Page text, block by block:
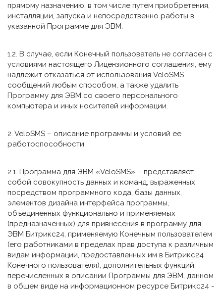
прямому назначению, в том числе путем приобретения,
инсталляции, запуска и непосредственно работы в
указанной Программе для ЭВМ.
1.2. В случае, если Конечный пользователь не согласен с
условиями настоящего Лицензионного соглашения, ему
надлежит отказаться от использования VeloSMS
сообщений любым способом, а также удалить
Программу для ЭВМ со своего персонального
компьютера и иных носителей информации.
2. VeloSMS – описание программы и условий ее
работоспособности
2.1. Программа для ЭВМ «VeloSMS» – представляет
собой совокупность данных и команд, выраженных
посредством программного кода, базы данных,
элементов дизайна интерфейса программы,
объединенных функционально и применяемых
(предназначенных) для привнесения в программу для
ЭВМ Битрикс24, применяемую Конечным пользователем
(его работниками в пределах прав доступа к различным
видам информации, предоставленных им в Битрикс24
Конечного пользователя), дополнительных функций,
перечисленных в описании Программы для ЭВМ, данном
в общем виде на информационном ресурсе Битрикс24 -